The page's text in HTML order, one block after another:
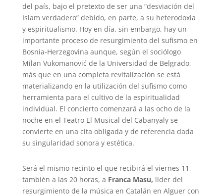
del país, bajo el pretexto de ser una “desviación del
Islam verdadero” debido, en parte, a su heterodoxia
y espiritualismo. Hoy en día, sin embargo, hay un
importante proceso de resurgimiento del sufismo en
Bosnia-Herzegovina aunque, según el sociólogo
Milan Vukomanović de la Universidad de Belgrado,
más que en una completa revitalización se está
materializando en la utilización del sufismo como
herramienta para el cultivo de la espiritualidad
individual. El concierto comenzará a las ocho de la
noche en el Teatro El Musical del Cabanyaly se
convierte en una cita obligada y de referencia dada
su singularidad sonora y estética.
Será el mismo recinto el que recibirá el viernes 11,
también a las 20 horas, a Franca Masu, líder del
resurgimiento de la música en Catalán en Alguer con